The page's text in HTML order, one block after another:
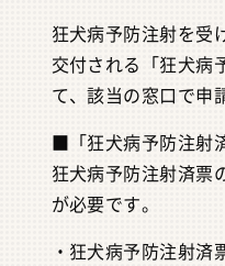
狂犬病予防注射を受
交付される「狂犬病
て、該当の窓口で申
■「狂犬病予防注射
狂犬病予防注射済票
が必要です。
・狂犬病予防注射